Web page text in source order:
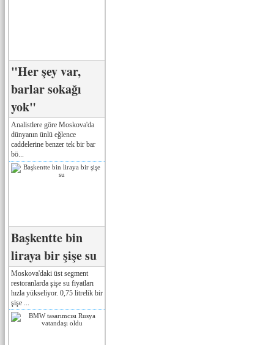
"Her şey var,
barlar sokağı
yok"
Analistlere göre Moskova'da
dünyanın ünlü eğlence
caddelerine benzer tek bir bar
bö...
Başkentte bin
liraya bir şişe su
Moskova'daki üst segment
restoranlarda şişe su fiyatları
hızla yükseliyor. 0,75 litrelik bir
şişe ...